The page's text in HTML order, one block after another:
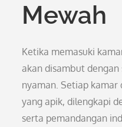
Mewah
Ketika memasuki
akan disambut
nyaman. Setiap
yang apik, dilengkapi
serta pemandangan